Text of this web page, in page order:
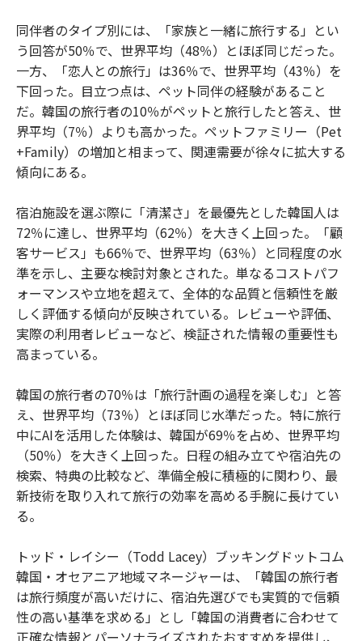
同伴者のタイプ別には、「家族と一緒に旅行する」とい
う回答が50％で、世界平均（48％）とほぼ同じだった。
一方、「恋人との旅行」は36％で、世界平均（43％）を
下回った。目立つ点は、ペット同伴の経験があること
だ。韓国の旅行者の10％がペットと旅行したと答え、世
界平均（7％）よりも高かった。ペットファミリー（Pet
+Family）の増加と相まって、関連需要が徐々に拡大する
傾向にある。
宿泊施設を選ぶ際に「清潔さ」を最優先とした韓国人は
72％に達し、世界平均（62％）を大きく上回った。「顧
客サービス」も66％で、世界平均（63％）と同程度の水
準を示し、主要な検討対象とされた。単なるコストパフ
ォーマンスや立地を超えて、全体的な品質と信頼性を厳
しく評価する傾向が反映されている。レビューや評価、
実際の利用者レビューなど、検証された情報の重要性も
高まっている。
韓国の旅行者の70％は「旅行計画の過程を楽しむ」と答
え、世界平均（73％）とほぼ同じ水準だった。特に旅行
中にAIを活用した体験は、韓国が69％を占め、世界平均
（50％）を大きく上回った。日程の組み立てや宿泊先の
検索、特典の比較など、準備全般に積極的に関わり、最
新技術を取り入れて旅行の効率を高める手腕に長けてい
る。
トッド・レイシー（Todd Lacey）ブッキングドットコム
韓国・オセアニア地域マネージャーは、「韓国の旅行者
は旅行頻度が高いだけに、宿泊先選びでも実質的で信頼
性の高い基準を求める」とし「韓国の消費者に合わせて
正確な情報とパーソナライズされたおすすめを提供し、